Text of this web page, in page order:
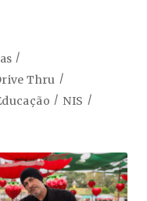
Thru
NIS